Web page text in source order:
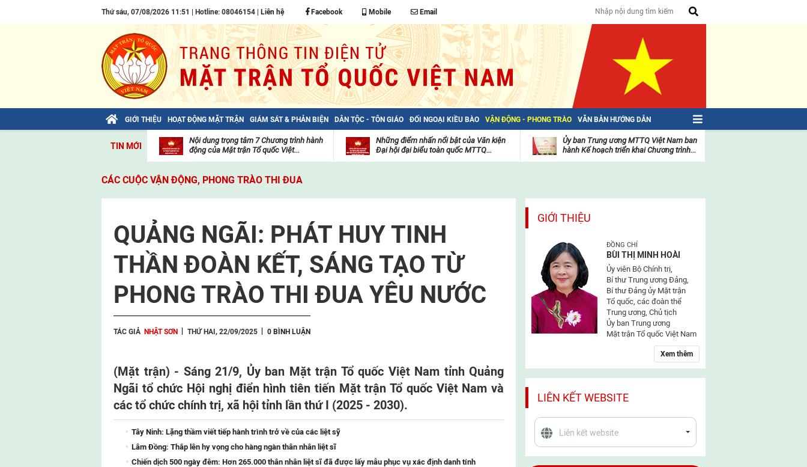
Thứ sáu, 07/08/2026 11:51 | Hotline: 08046154 | Liên hệ Facebook Mobile Email
GIỚI THIỆU HOẠT ĐỘNG MẶT TRẬN GIÁM SÁT & PHẢN BIỆN DÂN TỘC - TÔN GIÁO ĐỐI NGOẠI KIỀU BÀO VẬN ĐỘNG - PHONG TRÀO VĂN BẢN HƯỚNG DẪN
TIN MỚI
Bài viết của Tổng Bí thư Tô Lâm: TIẾN
viện
Nội dung trọng tâm 7 Chương trình hành
động của Mặt trận Tổ quốc Việt...
Những điểm nhấn nổi bật của Văn kiện
Đại hội đại biểu toàn quốc MTTQ...
mặt
trận
Ủy ban Trung ương MTTQ Việt Nam ban
hành Kế hoạch triển khai Chương trình...
CÁC CUỘC VẬN ĐỘNG, PHONG TRÀO THI ĐUA
QUẢNG NGÃI: PHÁT HUY TINH
THẦN ĐOÀN KẾT, SÁNG TẠO TỪ
PHONG TRÀO THI ĐUA YÊU NƯỚC
TÁC GIẢ NHẬT SƠN THỨ HAI, 22/09/2025 0 BÌNH LUẬN
(Mặt trận) - Sáng 21/9, Ủy ban Mặt trận Tổ quốc Việt Nam tỉnh Quảng
Ngãi tổ chức Hội nghị điển hình tiên tiến Mặt trận Tổ quốc Việt Nam và
các tổ chức chính trị, xã hội tỉnh lần thứ I (2025 - 2030).
Tây Ninh: Lặng thầm viết tiếp hành trình trở về của các liệt sỹ
Lâm Đồng: Thắp lên hy vọng cho hàng ngàn thân nhân liệt sĩ
Chiến dịch 500 ngày đêm: Hơn 265.000 thân nhân liệt sĩ đã được lấy mẫu phục vụ xác định danh tính
GIỚI THIỆU
ĐỒNG CHÍ
BÙI THỊ MINH HOÀI
Ủy viên Bộ Chính trị,
Bí thư Trung ương Đảng,
Bí thư Đảng ủy Mặt trận
Tổ quốc, các đoàn thể
Trung ương, Chủ tịch
Ủy ban Trung ương
Mặt trận Tổ quốc Việt Nam
Xem thêm
LIÊN KẾT WEBSITE